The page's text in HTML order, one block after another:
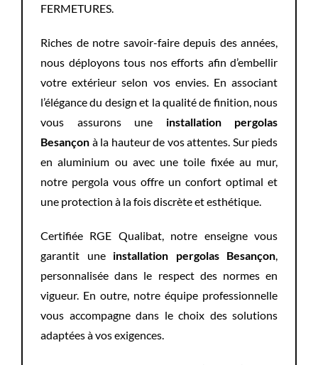
FERMETURES.
Riches de notre savoir-faire depuis des années,
nous déployons tous nos efforts afin d’embellir
votre extérieur selon vos envies. En associant
l’élégance du design et la qualité de finition, nous
vous assurons une installation pergolas
Besançon à la hauteur de vos attentes. Sur pieds
en aluminium ou avec une toile fixée au mur,
notre pergola vous offre un confort optimal et
une protection à la fois discrète et esthétique.
Certifiée RGE Qualibat, notre enseigne vous
garantit une installation pergolas Besançon
personnalisée dans le respect des normes en
vigueur. En outre, notre équipe professionnelle
vous accompagne dans le choix des solutions
adaptées à vos exigences.